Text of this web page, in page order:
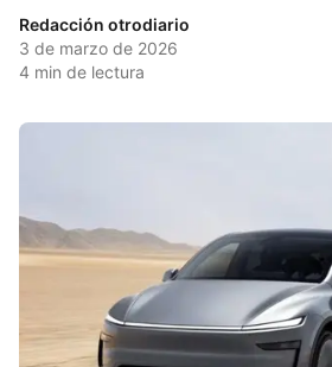
Redacción otrodiario
3 de marzo de 2026
4 min de lectura